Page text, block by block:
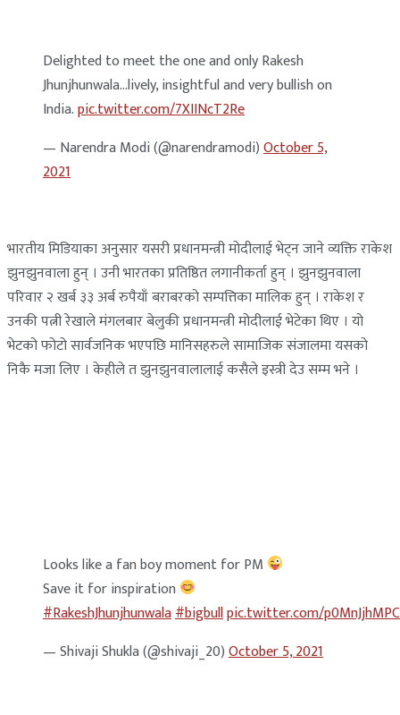
Delighted to meet the one and only Rakesh
Jhunjhunwala…lively, insightful and very bullish on
India.pic.twitter.com/7XIINcT2Re
— Narendra Modi (@narendramodi)October 5,
2021
भारतीय मिडियाका अनुसार यसरी प्रधानमन्त्री मोदीलाई भेट्न जाने व्यक्ति राकेश
झुनझुनवाला हुन् । उनी भारतका प्रतिष्ठित लगानीकर्ता हुन् । झुनझुनवाला
परिवार २ खर्ब ३३ अर्ब रुपैयाँ बराबरको सम्पत्तिका मालिक हुन् । राकेश र
उनकी पत्नी रेखाले मंगलबार बेलुकी प्रधानमन्त्री मोदीलाई भेटेका थिए । यो
भेटको फोटो सार्वजनिक भएपछि मानिसहरुले सामाजिक संजालमा यसको
निकै मजा लिए । केहीले त झुनझुनवालालाई कसैले इस्त्री देउ सम्म भने ।
Looks like a fan boy moment for PM
Save it for inspiration
#RakeshJhunjhunwala#bigbullpic.twitter.com/p0MnJjhMPC
— Shivaji Shukla (@shivaji_20)October 5, 2021